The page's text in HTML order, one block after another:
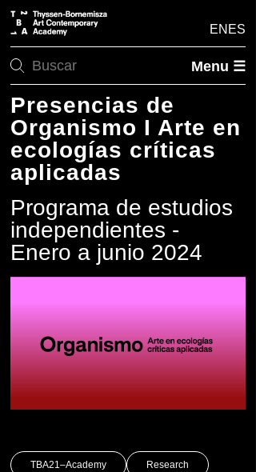
EN ES
Menu ☰
Presencias de
Organismo I Arte en
ecologías críticas
aplicadas
Programa de estudios
independientes -
Enero a junio 2024
TBA21–Academy Research